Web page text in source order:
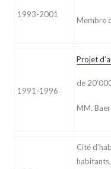
1993-2001
Membre
1991-1996
Projet
de
MM.
Cité